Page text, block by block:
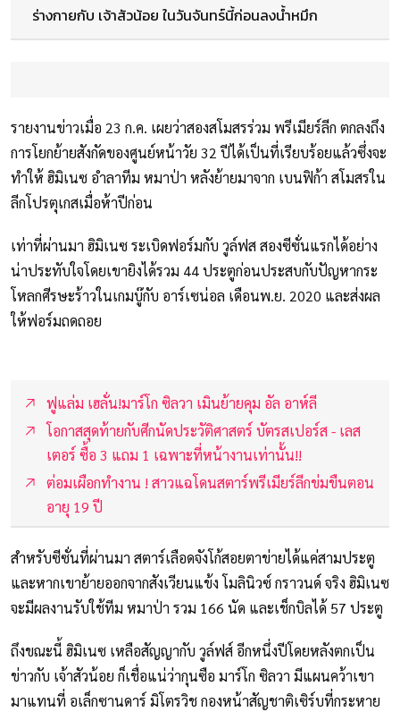
ร่างกายกับ เจ้าสัวน้อย ในวันจันทร์นี้ก่อนลงน้ำหมึก
รายงานข่าวเมื่อ 23 ก.ค. เผยว่าสองสโมสรร่วม พรีเมียร์ลีก ตกลงถึง
การโยกย้ายสังกัดของศูนย์หน้าวัย 32 ปีได้เป็นที่เรียบร้อยแล้วซึ่งจะ
ทำให้ ฮิมิเนซ อำลาทีม หมาป่า หลังย้ายมาจาก เบนฟิก้า สโมสรใน
ลีกโปรตุเกสเมื่อห้าปีก่อน
เท่าที่ผ่านมา ฮิมิเนซ ระเบิดฟอร์มกับ วูล์ฟส สองซีซั่นแรกได้อย่าง
น่าประทับใจโดยเขายิงได้รวม 44 ประตูก่อนประสบกับปัญหากระ
โหลกศีรษะร้าวในเกมบู๊กับ อาร์เซน่อล เดือนพ.ย. 2020 และส่งผล
ให้ฟอร์มถดถอย
ฟูแล่ม เฮลั่น!มาร์โก ซิลวา เมินย้ายคุม อัล อาห์ลี
โอกาสสุดท้ายกับศีกนัดประวัติศาสตร์ บัตรสเปอร์ส - เลส
เตอร์ ซื้อ 3 แถม 1 เฉพาะที่หน้างานเท่านั้น!!
ต่อมเผือกทำงาน ! สาวแฉโดนสตาร์พรีเมียร์ลีกข่มขืนตอน
อายุ 19 ปี
สำหรับซีซั่นที่ผ่านมา สตาร์เลือดจังโก้สอยตาข่ายได้แค่สามประตู
และหากเขาย้ายออกจากสังเวียนแข้ง โมลินิวซ์ กราวนด์ จริง ฮิมิเนซ
จะมีผลงานรับใช้ทีม หมาป่า รวม 166 นัด และเช็กบิลได้ 57 ประตู
ถึงขณะนี้ ฮิมิเนซ เหลือสัญญากับ วูล์ฟส์ อีกหนึ่งปีโดยหลังตกเป็น
ข่าวกับ เจ้าสัวน้อย ก็เชื่อแน่ว่ากุนซือ มาร์โก ซิลวา มีแผนคว้าเขา
มาแทนที่ อเล็กซานดาร์ มิโตรวิช กองหน้าสัญชาติเซิร์บที่กระหาย